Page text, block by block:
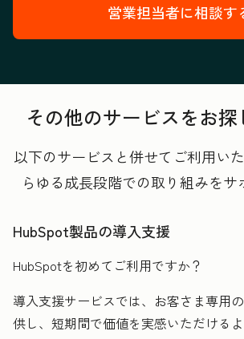
営業担当者に相談す
その他のサービスをお探
以下のサービスと併せてご利用い
らゆる成長段階での取り組みをサ
HubSpot製品の導入支援
HubSpotを初めてご利用ですか？
導入支援サービスでは、お客さま専用
供し、短期間で価値を実感いただける